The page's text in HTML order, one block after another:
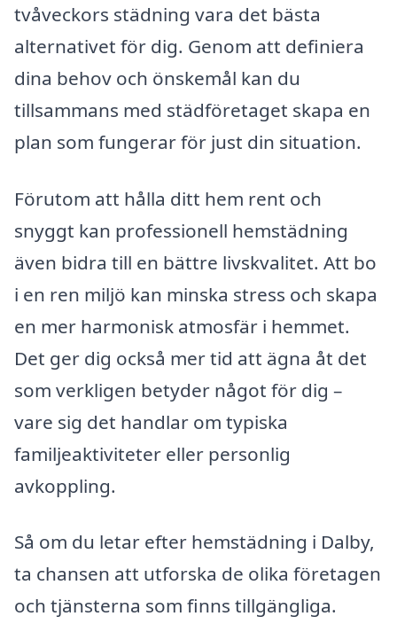
tvåveckors städning vara det bästa
alternativet för dig. Genom att definiera
dina behov och önskemål kan du
tillsammans med städföretaget skapa en
plan som fungerar för just din situation.
Förutom att hålla ditt hem rent och
snyggt kan professionell hemstädning
även bidra till en bättre livskvalitet. Att bo
i en ren miljö kan minska stress och skapa
en mer harmonisk atmosfär i hemmet.
Det ger dig också mer tid att ägna åt det
som verkligen betyder något för dig –
vare sig det handlar om typiska
familjeaktiviteter eller personlig
avkoppling.
Så om du letar efter hemstädning i Dalby,
ta chansen att utforska de olika företagen
och tjänsterna som finns tillgängliga.